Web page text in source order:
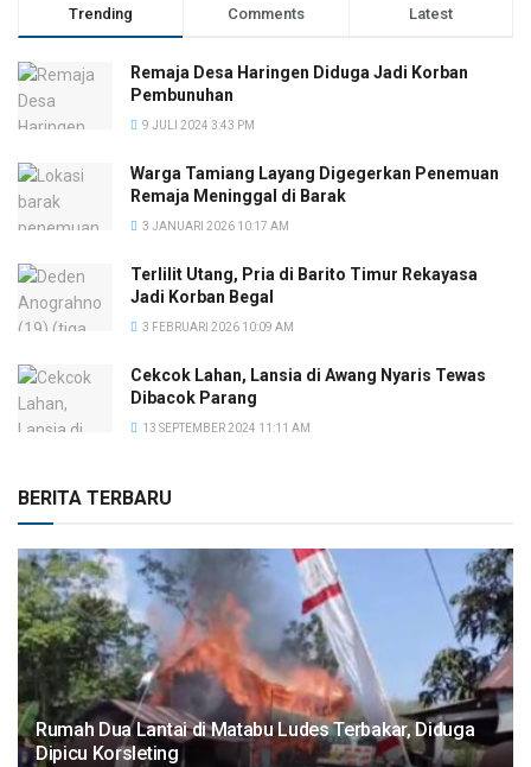
Trending Comments Latest
Remaja Desa Haringen Diduga Jadi Korban
Pembunuhan
9 JULI 2024 3:43 PM
Warga Tamiang Layang Digegerkan Penemuan
Remaja Meninggal di Barak
3 JANUARI 2026 10:17 AM
Terlilit Utang, Pria di Barito Timur Rekayasa
Jadi Korban Begal
3 FEBRUARI 2026 10:09 AM
Cekcok Lahan, Lansia di Awang Nyaris Tewas
Dibacok Parang
13 SEPTEMBER 2024 11:11 AM
BERITA TERBARU
Rumah Dua Lantai di Matabu Ludes Terbakar, Diduga
Dipicu Korsleting